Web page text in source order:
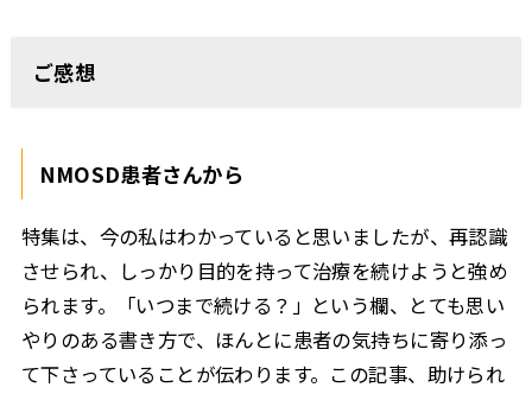
ご感想
NMOSD患者さんから
特集は、今の私はわかっていると思いましたが、再認識
させられ、しっかり目的を持って治療を続けようと強め
られます。「いつまで続ける？」という欄、とても思い
やりのある書き方で、ほんとに患者の気持ちに寄り添っ
て下さっていることが伝わります。この記事、助けられ